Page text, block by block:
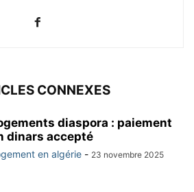
CONNEXES
diaspora : paiement
dinars accepté
en algérie - 23 novembre 2025